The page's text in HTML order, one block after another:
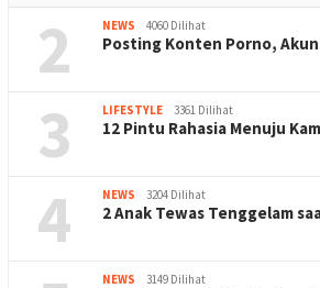
2 NEWS 4060 Dilihat
Posting Konten Porno,
3 LIFESTYLE 3361 Dilihat
12 Pintu Rahasia Menuju
4 NEWS 3204 Dilihat
2 Anak Tewas Tenggelam
NEWS 3149 Dilihat